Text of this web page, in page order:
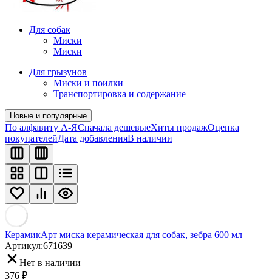
Для собак
Миски
Миски
Для грызунов
Миски и поилки
Транспортировка и содержание
Новые и популярные
По алфавиту А-ЯСначала дешевыеХиты продажОценка
покупателейДата добавленияВ наличии
КерамикАрт миска керамическая для собак, зебра 600 мл
Артикул:671639
Нет в наличии
376 ₽